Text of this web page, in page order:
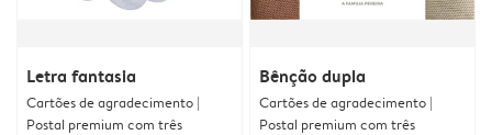
Letra fantasia
Cartões de agradecimento |
Postal premium com três
Bênção dupla
Cartões de agradecimento |
Postal premium com três